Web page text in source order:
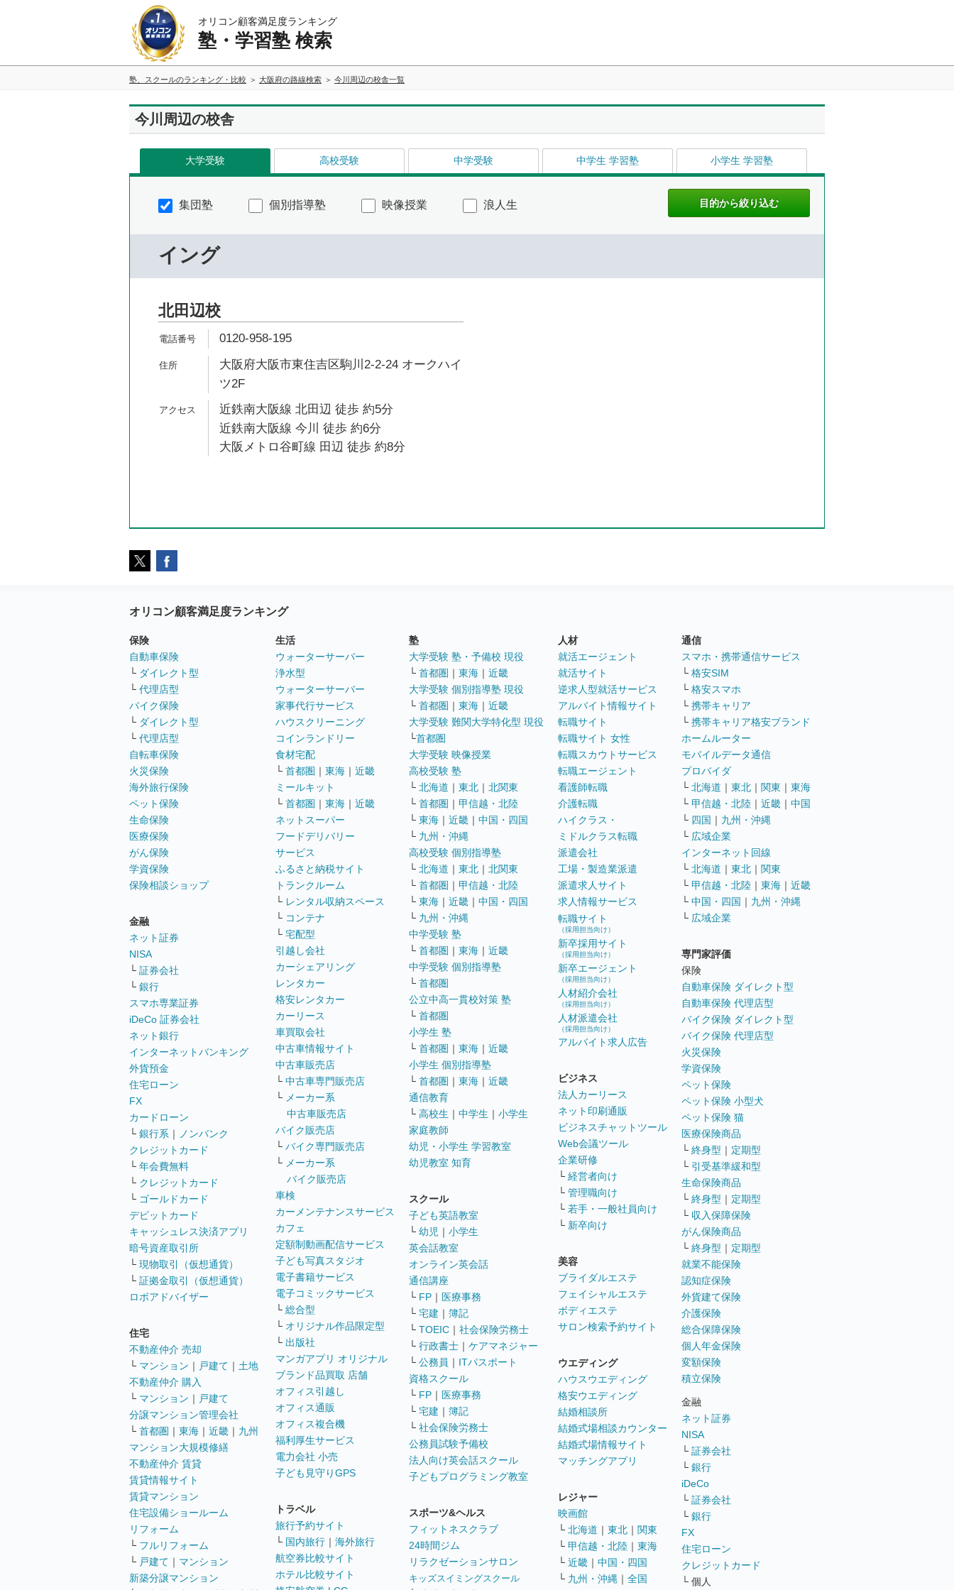
オリコン顧客満足度ランキング
塾・学習塾 検索
塾、スクールのランキング・比較 大阪府の路線検索 今川周辺の校舎一覧
今川周辺の校舎
大学受験 高校受験 中学受験 中学生 学習塾 小学生 学習塾
集団塾 個別指導塾 映像授業 浪人生
イング
北田辺校
0120-958-195
大阪府大阪市東住吉区駒川2-2-24 オークハイ
ツ2F
近鉄南大阪線 北田辺 徒歩 約5分
近鉄南大阪線 今川 徒歩 約6分
大阪メトロ谷町線 田辺 徒歩 約8分
オリコン顧客満足度ランキング
保険
自動車保険
└ ダイレクト型
└ 代理店型
バイク保険
└ ダイレクト型
└ 代理店型
自転車保険
火災保険
海外旅行保険
ペット保険
生命保険
医療保険
がん保険
学資保険
保険相談ショップ
金融
ネット証券
NISA
└ 証券会社
└ 銀行
スマホ専業証券
iDeCo 証券会社
ネット銀行
インターネットバンキング
外貨預金
住宅ローン
FX
カードローン
└ 銀行系 ｜
ノンバンク
クレジットカード
└ 年会費無料
└ クレジットカード
└ ゴールドカード
デビットカード
キャッシュレス決済アプリ
暗号資産取引所
└ 現物取引（仮想通貨）
└ 証拠金取引（仮想通貨）
ロボアドバイザー
住宅
不動産仲介 売却
└ マンション ｜ 戸建て ｜ 土地
不動産仲介 購入
└ マンション ｜ 戸建て
分譲マンション管理会社
└ 首都圏 ｜ 東海 ｜ 近畿 ｜ 九州
マンション大規模修繕
不動産仲介 賃貸
賃貸情報サイト
賃貸マンション
住宅設備ショールーム
リフォーム
└ フルリフォーム
└ 戸建て ｜ マンション
新築分譲マンション
生活
ウォーターサーバー
浄水型
ウォーターサーバー
家事代行サービス
ハウスクリーニング
コインランドリー
食材宅配
└ 首都圏 ｜ 東海 ｜ 近畿
ミールキット
└ 首都圏 ｜ 東海 ｜ 近畿
ネットスーパー
フードデリバリー
サービス
ふるさと納税サイト
トランクルーム
└ レンタル収納スペース
└ コンテナ
└ 宅配型
引越し会社
カーシェアリング
レンタカー
格安レンタカー
カーリース
車買取会社
中古車情報サイト
中古車販売店
└ 中古車専門販売店
└ メーカー系
中古車販売店
バイク販売店
└ バイク専門販売店
└ メーカー系
バイク販売店
車検
カーメンテナンスサービス
カフェ
定額制動画配信サービス
子ども写真スタジオ
電子書籍サービス
電子コミックサービス
└ 総合型
└ オリジナル作品限定型
└ 出版社
マンガアプリ オリジナル
ブランド品買取 店舗
オフィス引越し
オフィス通販
オフィス複合機
福利厚生サービス
電力会社 小売
子ども見守りGPS
トラベル
旅行予約サイト
└ 国内旅行 ｜ 海外旅行
航空券比較サイト
ホテル比較サイト
塾
大学受験 塾・予備校 現役
└ 首都圏 ｜ 東海 ｜ 近畿
大学受験 個別指導塾 現役
└ 首都圏 ｜ 東海 ｜ 近畿
大学受験 難関大学特化型 現役
└首都圏
大学受験 映像授業
高校受験 塾
└ 北海道 ｜ 東北 ｜ 北関東
└ 首都圏 ｜ 甲信越・北陸
└ 東海 ｜ 近畿 ｜ 中国・四国
└ 九州・沖縄
高校受験 個別指導塾
└ 北海道 ｜ 東北 ｜ 北関東
└ 首都圏 ｜ 甲信越・北陸
└ 東海 ｜ 近畿 ｜ 中国・四国
└ 九州・沖縄
中学受験 塾
└ 首都圏 ｜ 東海 ｜ 近畿
中学受験 個別指導塾
└ 首都圏
公立中高一貫校対策 塾
└ 首都圏
小学生 塾
└ 首都圏 ｜ 東海 ｜ 近畿
小学生 個別指導塾
└ 首都圏 ｜ 東海 ｜ 近畿
通信教育
└ 高校生 ｜ 中学生 ｜ 小学生
家庭教師
幼児・小学生 学習教室
幼児教室 知育
スクール
子ども英語教室
└ 幼児 ｜ 小学生
英会話教室
オンライン英会話
通信講座
└ FP ｜ 医療事務
└ 宅建 ｜ 簿記
└ TOEIC ｜ 社会保険労務士
└ 行政書士 ｜ ケアマネジャー
└ 公務員 ｜ ITパスポート
資格スクール
└ FP ｜ 医療事務
└ 宅建 ｜ 簿記
└ 社会保険労務士
公務員試験予備校
法人向け英会話スクール
子どもプログラミング教室
スポーツ&ヘルス
フィットネスクラブ
24時間ジム
リラクゼーションサロン
キッズスイミングスクール
人材
就活エージェント
就活サイト
逆求人型就活サービス
アルバイト情報サイト
転職サイト
転職サイト 女性
転職スカウトサービス
転職エージェント
看護師転職
介護転職
ハイクラス・
ミドルクラス転職
派遣会社
工場・製造業派遣
派遣求人サイト
求人情報サービス
転職サイト
（採用担当向け）
新卒採用サイト
（採用担当向け）
新卒エージェント
（採用担当向け）
人材紹介会社
（採用担当向け）
人材派遣会社
（採用担当向け）
アルバイト求人広告
ビジネス
法人カーリース
ネット印刷通販
ビジネスチャットツール
Web会議ツール
企業研修
└ 経営者向け
└ 管理職向け
└ 若手・一般社員向け
└ 新卒向け
美容
ブライダルエステ
フェイシャルエステ
ボディエステ
サロン検索予約サイト
ウエディング
ハウスウエディング
格安ウエディング
結婚相談所
結婚式場相談カウンター
結婚式場情報サイト
マッチングアプリ
レジャー
映画館
└ 北海道 ｜ 東北 ｜ 関東
└ 甲信越・北陸 ｜ 東海
└ 近畿 ｜ 中国・四国
└ 九州・沖縄 ｜ 全国
通信
スマホ・携帯通信サービス
└ 格安SIM
└ 格安スマホ
└ 携帯キャリア
└ 携帯キャリア格安ブランド
ホームルーター
モバイルデータ通信
プロバイダ
└ 北海道 ｜ 東北 ｜ 関東 ｜ 東海
└ 甲信越・北陸 ｜ 近畿 ｜ 中国
└ 四国 ｜ 九州・沖縄
└ 広域企業
インターネット回線
└ 北海道 ｜ 東北 ｜ 関東
└ 甲信越・北陸 ｜ 東海 ｜ 近畿
└ 中国・四国 ｜ 九州・沖縄
└ 広域企業
専門家評価
保険
自動車保険 ダイレクト型
自動車保険 代理店型
バイク保険 ダイレクト型
バイク保険 代理店型
火災保険
学資保険
ペット保険
ペット保険 小型犬
ペット保険 猫
医療保険商品
└ 終身型 ｜ 定期型
└ 引受基準緩和型
生命保険商品
└ 終身型 ｜ 定期型
└ 収入保障保険
がん保険商品
└ 終身型 ｜ 定期型
就業不能保険
認知症保険
外貨建て保険
介護保険
総合保障保険
個人年金保険
変額保険
積立保険
金融
ネット証券
NISA
└ 証券会社
└ 銀行
iDeCo
└ 証券会社
└ 銀行
FX
住宅ローン
クレジットカード
└ 個人